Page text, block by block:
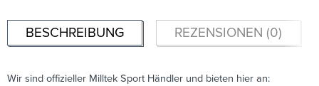
BESCHREIBUNG REZENSIONEN (0)
Wir sind offizieller Milltek Sport Händler und bieten hier an: